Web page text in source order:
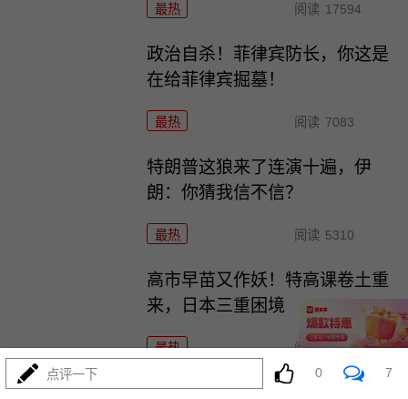
最热 阅读 17594
政治自杀！菲律宾防长，你这是
在给菲律宾掘墓！
最热 阅读 7083
特朗普这狼来了连演十遍，伊
朗：你猜我信不信？
最热 阅读 5310
高市早苗又作妖！特高课卷土重
来，日本三重困境
最热 阅读 4673
央视：空警600横空出世，美航母
点评一下 0 7